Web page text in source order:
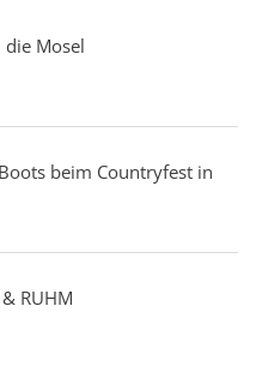
Mosel
beim Countryfest in
RUHM